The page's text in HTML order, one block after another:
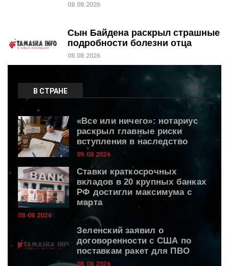
08.08.2026
Сын Байдена раскрыл страшные
подробности болезни отца
08.08.2026
В СТРАНЕ
«Все или ничего»: нотариус
раскрыл главные риски
вступления в наследство
09.08.2026
Ставки краткосрочных
вкладов в 20 крупных банках
РФ достигли максимума с
марта
08.08.2026
Зеленский заявил о
договоренности с США по
поставкам ракет для ПВО
08.08.2026